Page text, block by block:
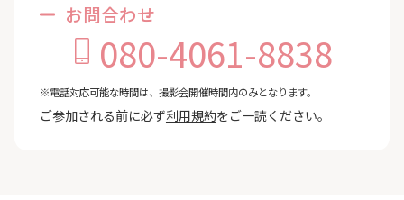
お問合わせ
080-4061-8838
※電話対応可能な時間は、撮影会開催時間内のみとなります。
ご参加される前に必ず利用規約をご一読ください。